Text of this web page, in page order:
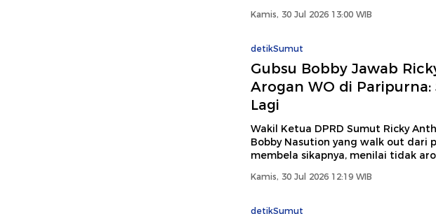
Kamis, 30 Jul 2026 13:00 WIB
detikSumut
Gubsu Bobby Jawab
Arogan WO di Paripurna:
Lagi
Wakil Ketua DPRD Sumut Ricky
Bobby Nasution yang walk out dari
membela sikapnya, menilai tidak
Kamis, 30 Jul 2026 12:19 WIB
detikSumut